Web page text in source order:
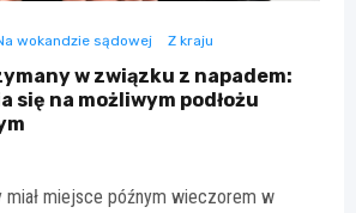
wokandzie sądowej Z kraju
w związku z napadem:
się na możliwym podłożu
miał miejsce późnym wieczorem w